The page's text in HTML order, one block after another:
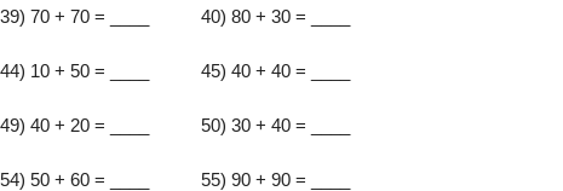
39) 70 + 70 = ____ 40) 80 + 30 = ____
44) 10 + 50 = ____ 45) 40 + 40 = ____
49) 40 + 20 = ____ 50) 30 + 40 = ____
54) 50 + 60 = ____ 55) 90 + 90 = ____